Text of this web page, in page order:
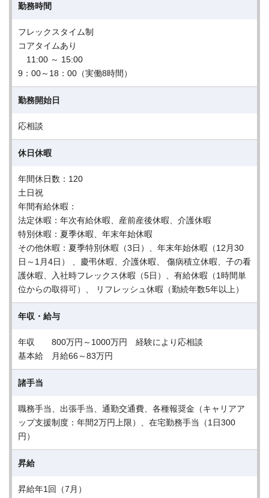
勤務時間
フレックスタイム制
コアタイムあり
11:00 ～ 15:00
9：00～18：00（実働8時間）
勤務開始日
応相談
休日休暇
年間休日数：120
土日祝
年間有給休暇：
法定休暇：年次有給休暇、産前産後休暇、介護休暇
特別休暇：夏季休暇、年末年始休暇
その他休暇：夏季特別休暇（3日）、年末年始休暇（12月30
日～1月4日） 、慶弔休暇、介護休暇、 傷病積立休暇、子の看
護休暇、入社時フレックス休暇（5日）、有給休暇（1時間単
位からの取得可）、 リフレッシュ休暇（勤続年数5年以上）
年収・給与
年収 800万円～1000万円 経験により応相談
基本給 月給66～83万円
諸手当
職務手当、出張手当、通勤交通費、各種報奨金（キャリアア
ップ支援制度：年間2万円上限）、在宅勤務手当（1日300
円）
昇給
昇給年1回（7月）